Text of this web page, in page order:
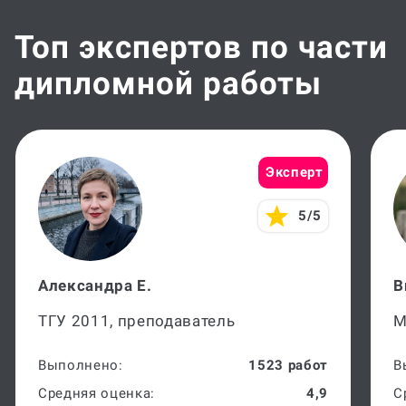
Топ экспертов по части
дипломной работы
Эксперт
5/5
Александра Е.
ТГУ 2011, преподаватель
Выполнено:
1523 работ
Средняя оценка:
4,9